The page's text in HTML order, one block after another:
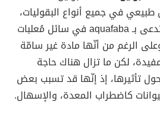
في جميع أنواع البقوليات،
وتسبب ظهور رغوة تُدعى بـ aquafaba في سائل مُعلبات
الرغم من أنّها مادة غير سامّة
لكن ما تزال هناك حاجة
تأثيرها، إذ إنّها قد تسبب بعض
كاضطراب المعدة، والإسهال.